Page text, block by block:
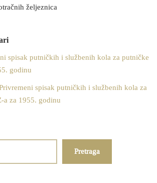
željeznica
spisak putničkih i službenih kola za putničke
godinu
spisak putničkih i službenih kola za
a za 1955. godinu
Pretraga